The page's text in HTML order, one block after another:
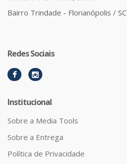
Bairro Trindade - Florianópolis / SC
Redes Sociais
Institucional
Sobre a Media Tools
Sobre a Entrega
Política de Privacidade